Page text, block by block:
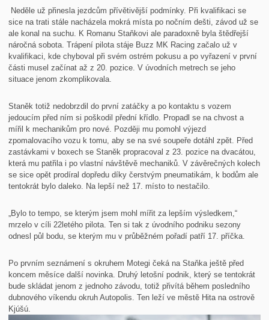
Neděle už přinesla jezdcům přívětivější podmínky. Při kvalifikaci se
sice na trati stále nacházela mokrá místa po nočním dešti, závod už se
ale konal na suchu. K Romanu Staňkovi ale paradoxně byla štědřejší
náročná sobota. Trápení pilota stáje Buzz MK Racing začalo už v
kvalifikaci, kde chyboval při svém ostrém pokusu a po vyřazení v první
části musel začínat až z 20. pozice. V úvodních metrech se jeho
situace jenom zkomplikovala.
Staněk totiž nedobrzdil do první zatáčky a po kontaktu s vozem
jedoucím před ním si poškodil přední křídlo. Propadl se na chvost a
mířil k mechanikům pro nové. Později mu pomohl výjezd
zpomalovacího vozu k tomu, aby se na své soupeře dotáhl zpět. Před
zastávkami v boxech se Staněk propracoval z 23. pozice na dvacátou,
která mu patřila i po vlastní návštěvě mechaniků. V závěrečných kolech
se sice opět prodíral dopředu díky čerstvým pneumatikám, k bodům ale
tentokrát bylo daleko. Na lepší než 17. místo to nestačilo.
„Bylo to tempo, se kterým jsem mohl mířit za lepším výsledkem,“
mrzelo v cíli 22letého pilota. Ten si tak z úvodního podniku sezony
odnesl půl bodu, se kterým mu v průběžném pořadí patří 17. příčka.
Po prvním seznámení s okruhem Motegi čeká na Staňka ještě před
koncem měsíce další novinka. Druhý letošní podnik, který se tentokrát
bude skládat jenom z jednoho závodu, totiž přivítá během posledního
dubnového víkendu okruh Autopolis. Ten leží ve městě Hita na ostrově
Kjúšú.